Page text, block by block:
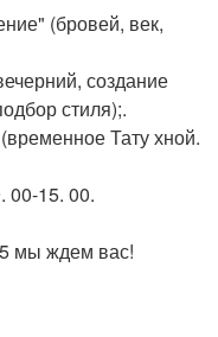
(бровей, век,
создание
стиля);.
Тату хной.
00-15. 00.
мы ждем вас!